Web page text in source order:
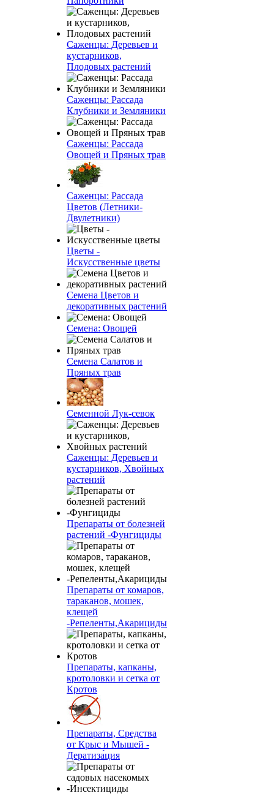
Саженцы: Деревьев и
кустарников,
Плодовых растений
Саженцы: Рассада
Клубники и Земляники
Саженцы: Рассада
Овощей и Пряных трав
Саженцы: Рассада
Цветов (Летники-
Двулетники)
Цветы -
Искусственные цветы
Семена Цветов и
декоративных растений
Семена: Овощей
Семена Салатов и
Пряных трав
Семенной Лук-севок
Саженцы: Деревьев и
кустарников, Хвойных
растений
Препараты от болезней
растений -Фунгициды
Препараты от комаров,
тараканов, мошек,
клещей
-Репеленты,Акарициды
Препараты, капканы,
кротоловки и сетка от
Кротов
Препараты, Средства
от Крыс и Мышей -
Дератиза́ция